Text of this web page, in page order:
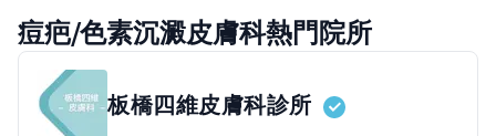
痘疤/色素沉澱皮膚科熱門院所
板橋四維皮膚科診所